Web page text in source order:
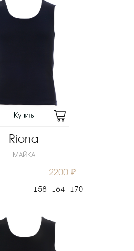
Riona
МАЙКА
2200 ₽
158 164 170